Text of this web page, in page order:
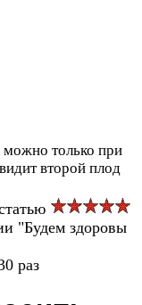
можно только при
второй плод
"Будем здоровы
раз